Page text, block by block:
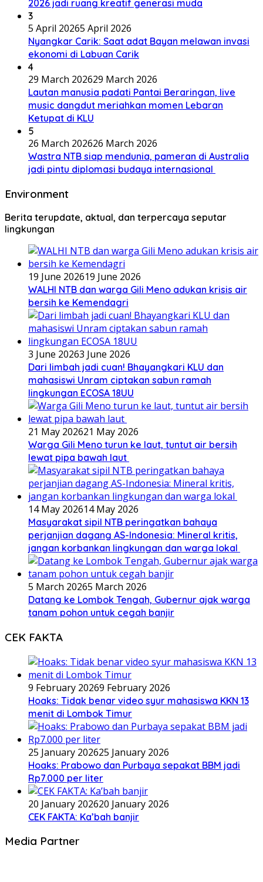
2026 jadi ruang kreatif generasi muda
3
5 April 20265 April 2026
Nyangkar Carik: Saat adat Bayan melawan invasi
ekonomi di Labuan Carik
4
29 March 202629 March 2026
Lautan manusia padati Pantai Beraringan, live
music dangdut meriahkan momen Lebaran
Ketupat di KLU
5
26 March 202626 March 2026
Wastra NTB siap mendunia, pameran di Australia
jadi pintu diplomasi budaya internasional
Environment
Berita terupdate, aktual, dan terpercaya seputar
lingkungan
19 June 202619 June 2026
WALHI NTB dan warga Gili Meno adukan krisis air
bersih ke Kemendagri
3 June 20263 June 2026
Dari limbah jadi cuan! Bhayangkari KLU dan
mahasiswi Unram ciptakan sabun ramah
lingkungan ECOSA 18UU
21 May 202621 May 2026
Warga Gili Meno turun ke laut, tuntut air bersih
lewat pipa bawah laut
14 May 202614 May 2026
Masyarakat sipil NTB peringatkan bahaya
perjanjian dagang AS-Indonesia: Mineral kritis,
jangan korbankan lingkungan dan warga lokal
5 March 20265 March 2026
Datang ke Lombok Tengah, Gubernur ajak warga
tanam pohon untuk cegah banjir
CEK FAKTA
9 February 20269 February 2026
Hoaks: Tidak benar video syur mahasiswa KKN 13
menit di Lombok Timur
25 January 202625 January 2026
Hoaks: Prabowo dan Purbaya sepakat BBM jadi
Rp7.000 per liter
20 January 202620 January 2026
CEK FAKTA: Ka’bah banjir
Media Partner